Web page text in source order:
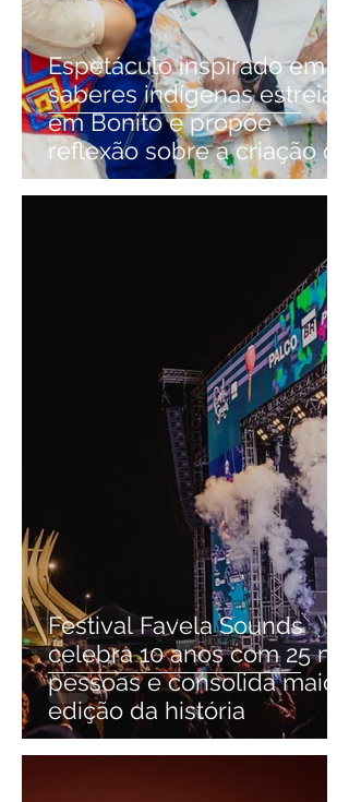
Espetáculo inspirado em
saberes indígenas estreia
em Bonito e propõe
reflexão sobre a criação do
mundo
Festival Favela Sounds
celebra 10 anos com 25 mil
pessoas e consolida maior
edição da história